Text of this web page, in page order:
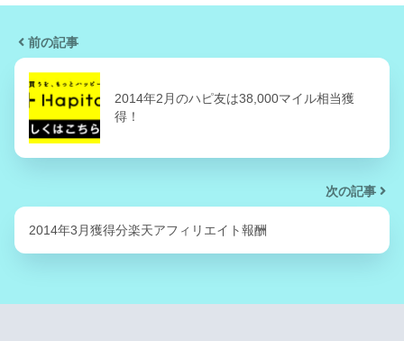
前の記事
2014年2月のハピ友は38,000マイル相当獲
得！
次の記事
2014年3月獲得分楽天アフィリエイト報酬